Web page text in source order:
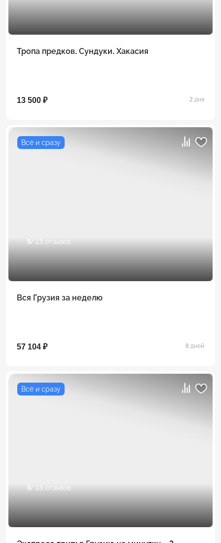
Тропа предков. Сундуки. Хакасия
13 500 ₽ 2 дня
Всё и сразу
5/ 13 отзывов
Вся Грузия за неделю
57 104 ₽ 8 дней
Всё и сразу
5/ 13 отзывов